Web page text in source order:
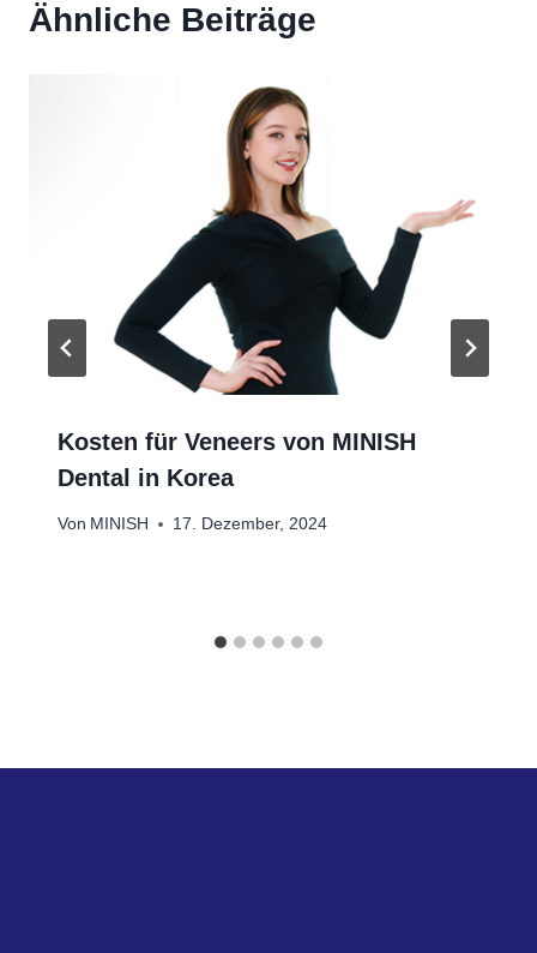
Ähnliche Beiträge
Kosten für Veneers von MINISH
Dental in Korea
Von MINISH 17. Dezember, 2024